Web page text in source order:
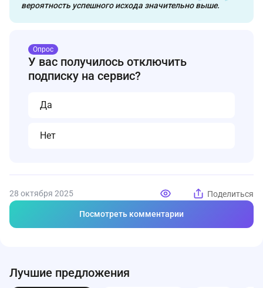
вероятность успешного исхода значительно выше.
У вас получилось отключить
подписку на сервис?
Опрос
Да
Нет
28 октября 2025 Поделиться
Посмотреть комментарии
Лучшие предложения